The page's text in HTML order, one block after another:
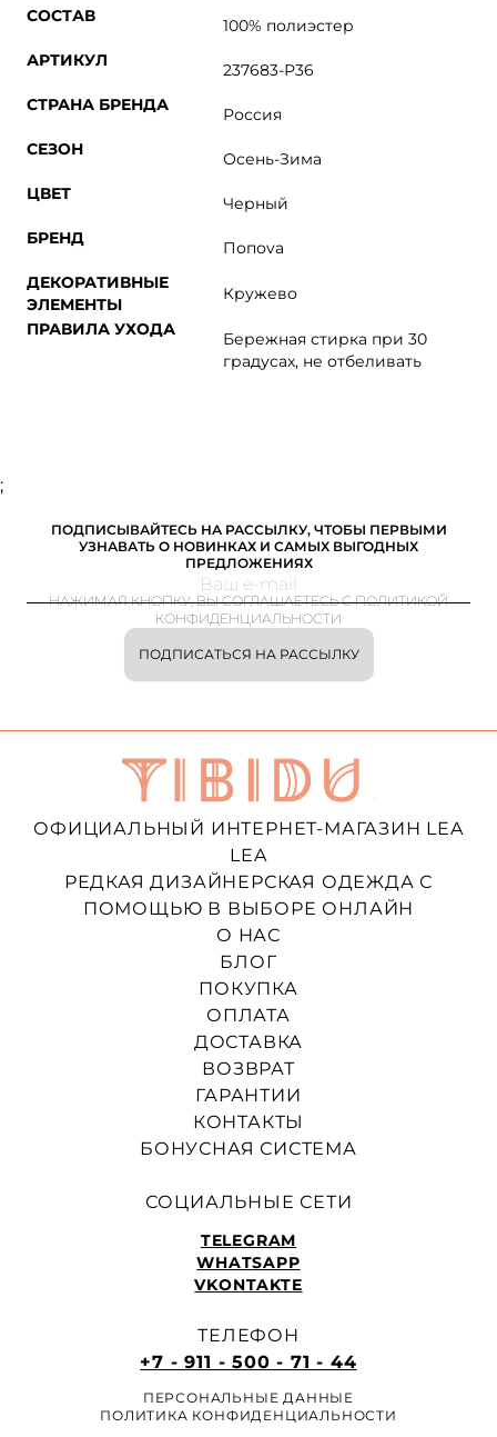
СОСТАВ
100% полиэстер
АРТИКУЛ
237683-Р36
СТРАНА БРЕНДА
Россия
СЕЗОН
Осень-Зима
ЦВЕТ
Черный
БРЕНД
Попоva
ДЕКОРАТИВНЫЕ
ЭЛЕМЕНТЫ
Кружево
ПРАВИЛА УХОДА
Бережная стирка при 30
градусах, не отбеливать
;
ПОДПИСЫВАЙТЕСЬ НА РАССЫЛКУ, ЧТОБЫ ПЕРВЫМИ
УЗНАВАТЬ О НОВИНКАХ И САМЫХ ВЫГОДНЫХ
ПРЕДЛОЖЕНИЯХ
ПОДПИСАТЬСЯ НА РАССЫЛКУ
НАЖИМАЯ КНОПКУ, ВЫ СОГЛАШАЕТЕСЬ С ПОЛИТИКОЙ
КОНФИДЕНЦИАЛЬНОСТИ
ОФИЦИАЛЬНЫЙ ИНТЕРНЕТ-МАГАЗИН LEA
LEA
РЕДКАЯ ДИЗАЙНЕРСКАЯ ОДЕЖДА С
ПОМОЩЬЮ В ВЫБОРЕ ОНЛАЙН
О НАС
БЛОГ
ПОКУПКА
ОПЛАТА
ДОСТАВКА
ВОЗВРАТ
ГАРАНТИИ
КОНТАКТЫ
БОНУСНАЯ СИСТЕМА
СОЦИАЛЬНЫЕ СЕТИ
TELEGRAM
WHATSAPP
VKONTAKTE
ТЕЛЕФОН
+7 - 911 - 500 - 71 - 44
ПЕРСОНАЛЬНЫЕ ДАННЫЕ
ПОЛИТИКА КОНФИДЕНЦИАЛЬНОСТИ